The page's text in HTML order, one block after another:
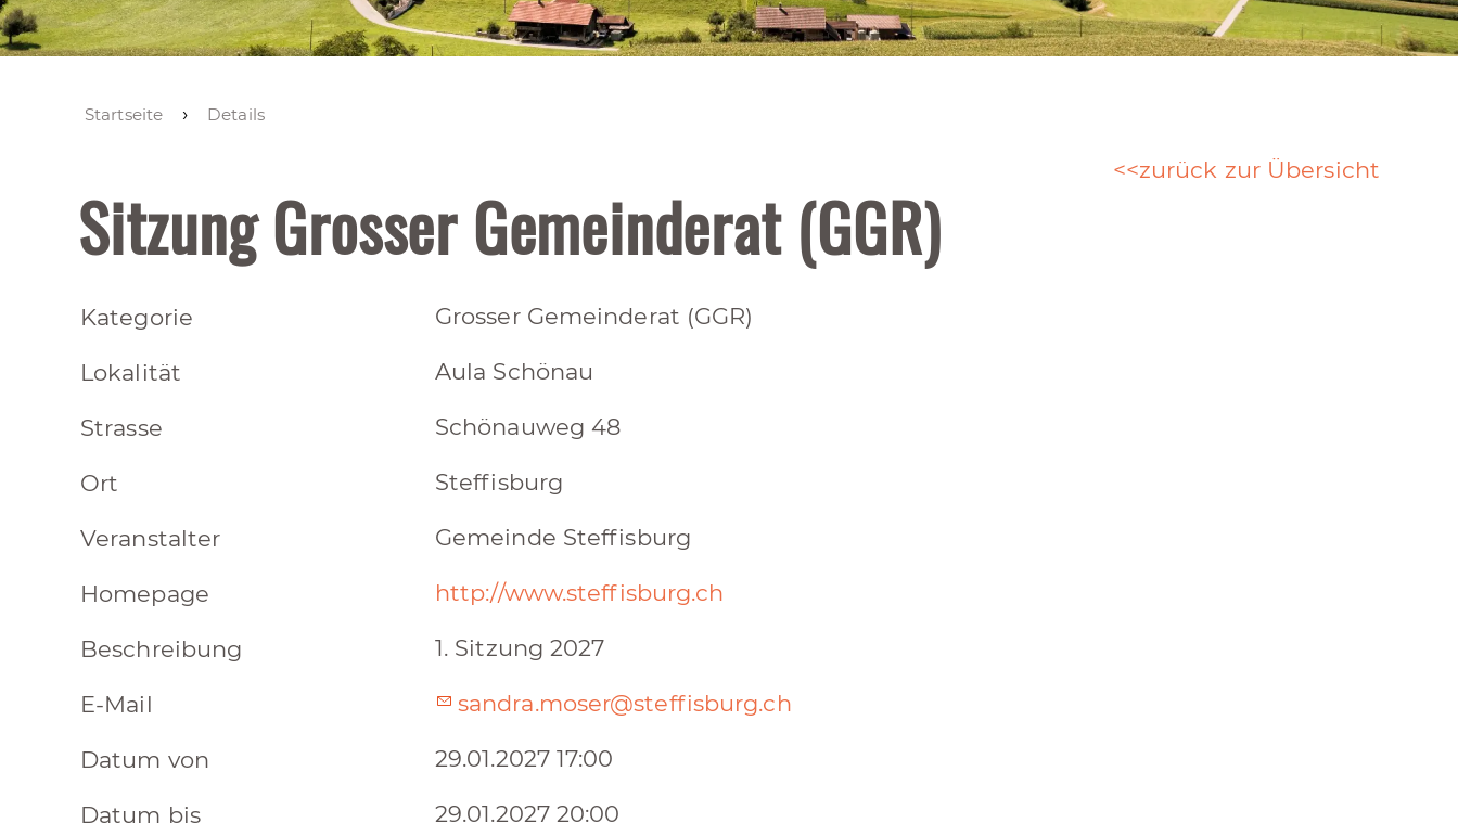
Startseite Details
zurück zur Übersicht
Sitzung Grosser Gemeinderat (GGR)
Kategorie Grosser Gemeinderat (GGR)
Lokalität Aula Schönau
Strasse Schönauweg 48
Ort Steffisburg
Veranstalter Gemeinde Steffisburg
Homepage http://www.steffisburg.ch
Beschreibung 1. Sitzung 2027
E-Mail sandra.moser@steffisburg.ch
Datum von 29.01.2027 17:00
Datum bis 29.01.2027 20:00